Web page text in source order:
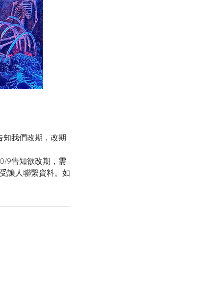
我們改期，改期
9告知欲改期，需
讓人聯繫資料。如